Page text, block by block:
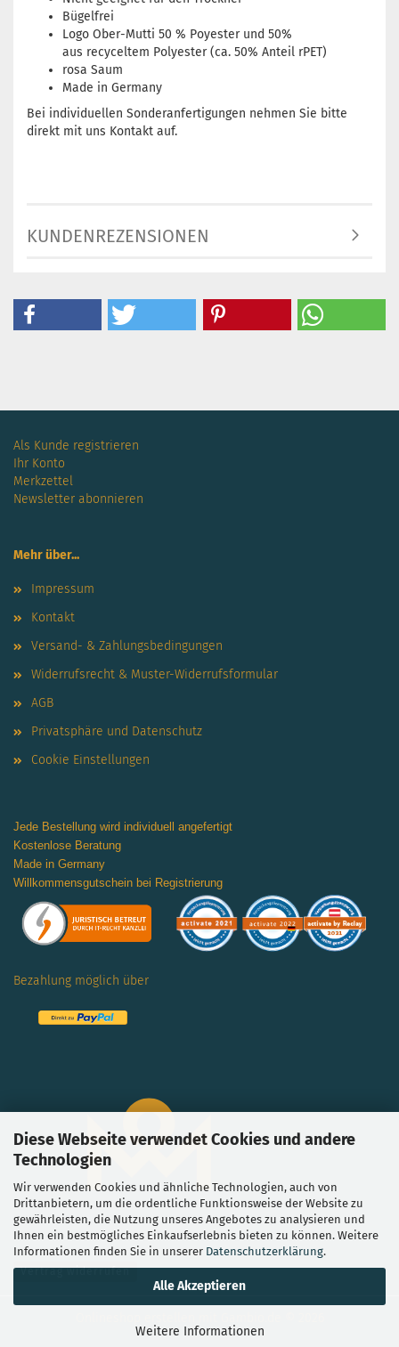
Diese Webseite verwendet Cookies und andere
Technologien
Wir verwenden Cookies und ähnliche Technologien, auch von
Drittanbietern, um die ordentliche Funktionsweise der Website zu
gewährleisten, die Nutzung unseres Angebotes zu analysieren und
Ihnen ein bestmögliches Einkaufserlebnis bieten zu können. Weitere
Informationen finden Sie in unserer Datenschutzerklärung.
Alle Akzeptieren
Weitere Informationen
Bügelfrei
Logo Ober-Mutti 50 % Poyester und 50%
aus recyceltem Polyester (ca. 50% Anteil rPET)
rosa Saum
Made in Germany
Bei individuellen Sonderanfertigungen nehmen Sie bitte
direkt mit uns Kontakt auf.
KUNDENREZENSIONEN
Als Kunde registrieren
Ihr Konto
Merkzettel
Newsletter abonnieren
Mehr über...
Impressum
Kontakt
Versand- & Zahlungsbedingungen
Widerrufsrecht & Muster-Widerrufsformular
AGB
Privatsphäre und Datenschutz
Cookie Einstellungen
Jede Bestellung wird individuell angefertigt
Kostenlose Beratung
Made in Germany
Willkommensgutschein bei Registrierung
Bezahlung möglich über
Vertrag widerrufen